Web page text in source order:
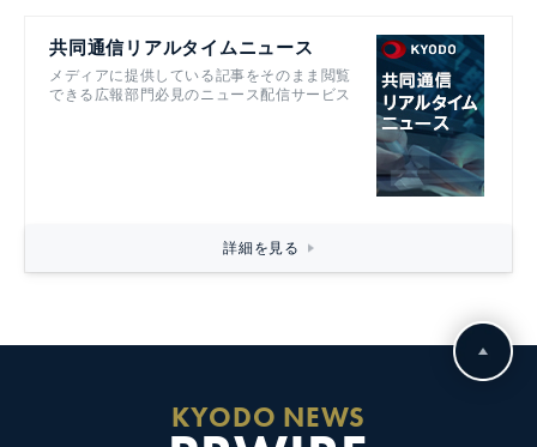
共同通信リアルタイムニュース
メディアに提供している記事をそのまま閲覧
できる広報部門必見のニュース配信サービス
詳細を見る
KYODO NEWS